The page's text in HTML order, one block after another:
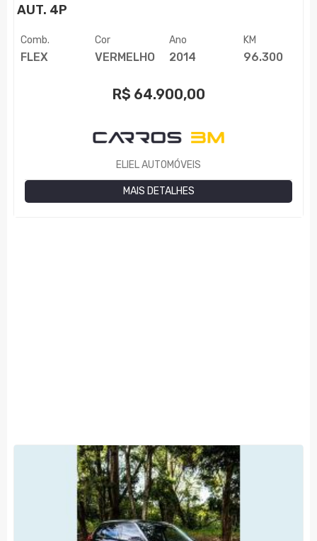
AUT. 4P
Comb.
FLEX
Cor
VERMELHO
Ano
2014
KM
96.300
R$ 64.900,00
ELIEL AUTOMÓVEIS
MAIS DETALHES